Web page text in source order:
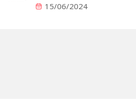
15/06/2024